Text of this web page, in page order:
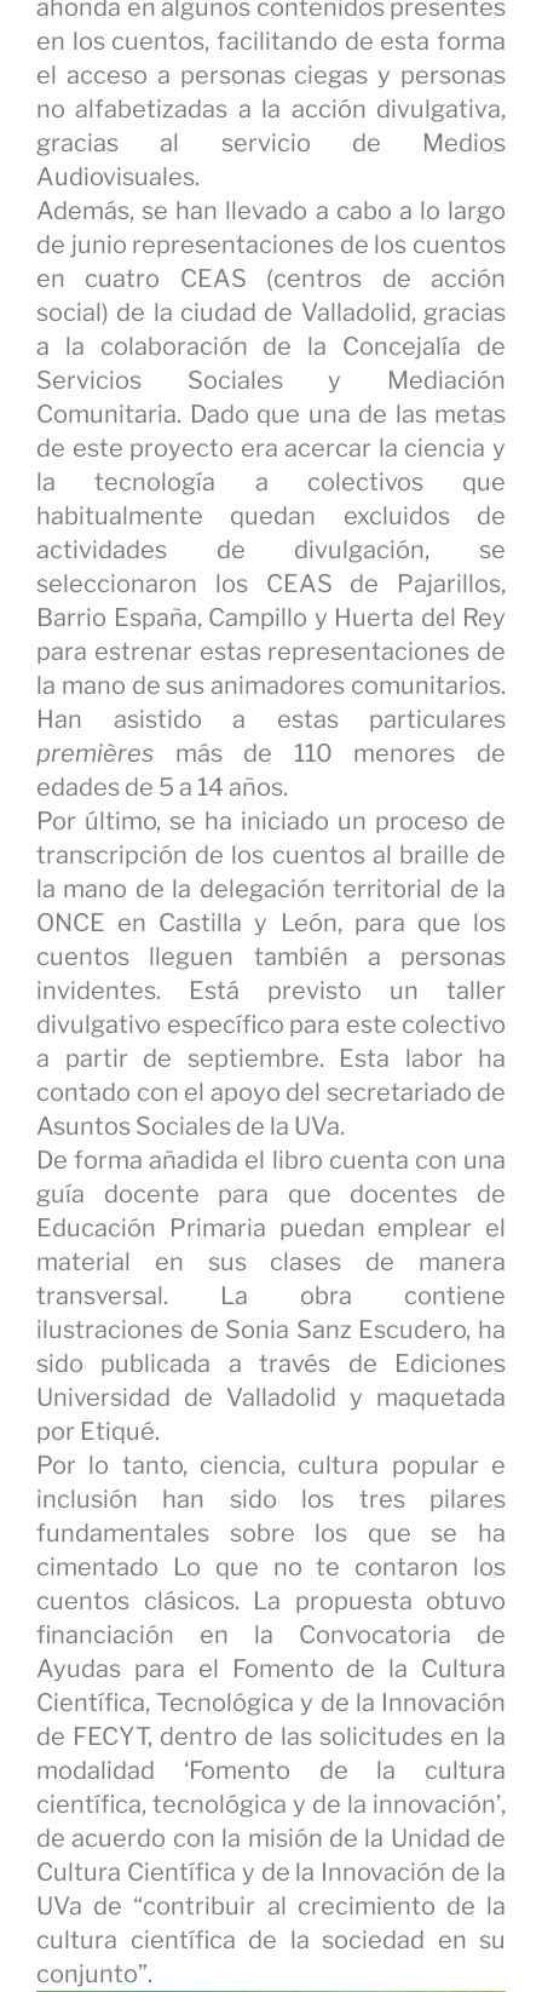
ahonda en algunos contenidos presentes
en los cuentos, facilitando de esta forma
el acceso a personas ciegas y personas
no alfabetizadas a la acción divulgativa,
gracias al servicio de Medios
Audiovisuales.
Además, se han llevado a cabo a lo largo
de junio representaciones de los cuentos
en cuatro CEAS (centros de acción
social) de la ciudad de Valladolid, gracias
a la colaboración de la Concejalía de
Servicios Sociales y Mediación
Comunitaria. Dado que una de las metas
de este proyecto era acercar la ciencia y
la tecnología a colectivos que
habitualmente quedan excluidos de
actividades de divulgación, se
seleccionaron los CEAS de Pajarillos,
Barrio España, Campillo y Huerta del Rey
para estrenar estas representaciones de
la mano de sus animadores comunitarios.
Han asistido a estas particulares
premières más de 110 menores de
edades de 5 a 14 años.
Por último, se ha iniciado un proceso de
transcripción de los cuentos al braille de
la mano de la delegación territorial de la
ONCE en Castilla y León, para que los
cuentos lleguen también a personas
invidentes. Está previsto un taller
divulgativo específico para este colectivo
a partir de septiembre. Esta labor ha
contado con el apoyo del secretariado de
Asuntos Sociales de la UVa.
De forma añadida el libro cuenta con una
guía docente para que docentes de
Educación Primaria puedan emplear el
material en sus clases de manera
transversal. La obra contiene
ilustraciones de Sonia Sanz Escudero, ha
sido publicada a través de Ediciones
Universidad de Valladolid y maquetada
por Etiqué.
Por lo tanto, ciencia, cultura popular e
inclusión han sido los tres pilares
fundamentales sobre los que se ha
cimentado Lo que no te contaron los
cuentos clásicos. La propuesta obtuvo
financiación en la Convocatoria de
Ayudas para el Fomento de la Cultura
Científica, Tecnológica y de la Innovación
de FECYT, dentro de las solicitudes en la
modalidad ‘Fomento de la cultura
científica, tecnológica y de la innovación’,
de acuerdo con la misión de la Unidad de
Cultura Científica y de la Innovación de la
UVa de “contribuir al crecimiento de la
cultura científica de la sociedad en su
conjunto”.